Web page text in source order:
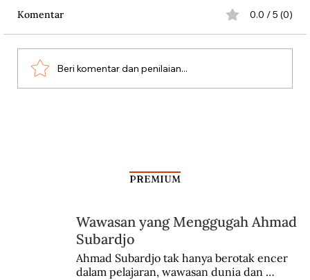
Komentar 0.0 / 5 (0)
Beri komentar dan penilaian...
PREMIUM
Wawasan yang Menggugah Ahmad
Subardjo
Ahmad Subardjo tak hanya berotak encer
dalam pelajaran, wawasan dunia dan